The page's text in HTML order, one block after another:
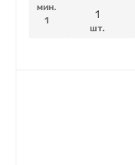
мин.
1
шт.